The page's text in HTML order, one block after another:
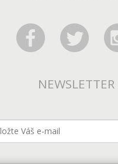
NEWSLETTER